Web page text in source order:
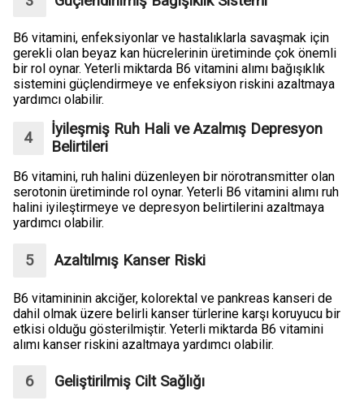
B6 vitamini, enfeksiyonlar ve hastalıklarla savaşmak için
gerekli olan beyaz kan hücrelerinin üretiminde çok önemli
bir rol oynar. Yeterli miktarda B6 vitamini alımı bağışıklık
sistemini güçlendirmeye ve enfeksiyon riskini azaltmaya
yardımcı olabilir.
İyileşmiş Ruh Hali ve Azalmış Depresyon
Belirtileri
B6 vitamini, ruh halini düzenleyen bir nörotransmitter olan
serotonin üretiminde rol oynar. Yeterli B6 vitamini alımı ruh
halini iyileştirmeye ve depresyon belirtilerini azaltmaya
yardımcı olabilir.
Azaltılmış Kanser Riski
B6 vitamininin akciğer, kolorektal ve pankreas kanseri de
dahil olmak üzere belirli kanser türlerine karşı koruyucu bir
etkisi olduğu gösterilmiştir. Yeterli miktarda B6 vitamini
alımı kanser riskini azaltmaya yardımcı olabilir.
Geliştirilmiş Cilt Sağlığı